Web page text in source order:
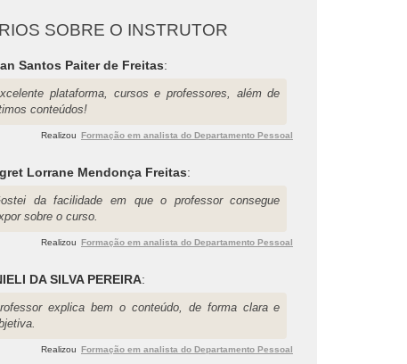
SOBRE O INSTRUTOR
Santos Paiter de Freitas:
plataforma, cursos e professores, além de
conteúdos!
Realizou Formação em analista do Departamento Pessoal
Lorrane Mendonça Freitas:
da facilidade em que o professor consegue
sobre o curso.
Realizou Formação em analista do Departamento Pessoal
DA SILVA PEREIRA:
explica bem o conteúdo, de forma clara e
Realizou Formação em analista do Departamento Pessoal